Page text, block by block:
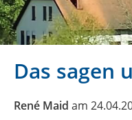
Das sagen
René Maid am